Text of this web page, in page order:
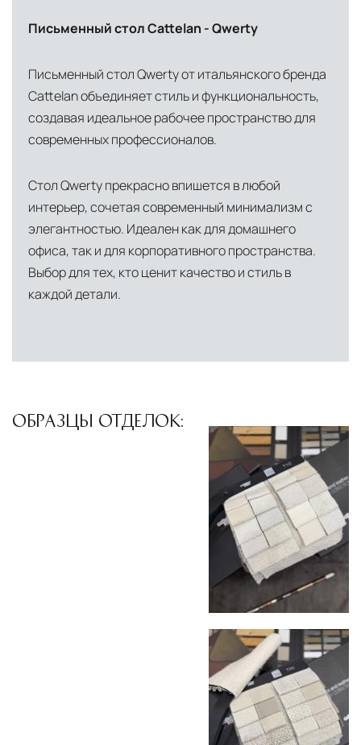
Письменный стол Cattelan - Qwerty
Письменный стол Qwerty от итальянского бренда
Cattelan объединяет стиль и функциональность,
создавая идеальное рабочее пространство для
современных профессионалов.
Стол Qwerty прекрасно впишется в любой
интерьер, сочетая современный минимализм с
элегантностью. Идеален как для домашнего
офиса, так и для корпоративного пространства.
Выбор для тех, кто ценит качество и стиль в
каждой детали.
ОБРАЗЦЫ ОТДЕЛОК: